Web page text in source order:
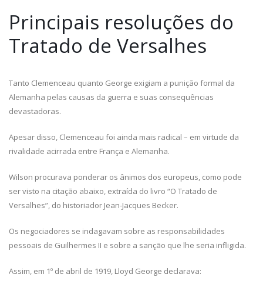
Principais resoluções do
Tratado de Versalhes
Tanto Clemenceau quanto George exigiam a punição formal da
Alemanha pelas causas da guerra e suas consequências
devastadoras.
Apesar disso, Clemenceau foi ainda mais radical – em virtude da
rivalidade acirrada entre França e Alemanha.
Wilson procurava ponderar os ânimos dos europeus, como pode
ser visto na citação abaixo, extraída do livro “O Tratado de
Versalhes”, do historiador Jean-Jacques Becker.
Os negociadores se indagavam sobre as responsabilidades
pessoais de Guilhermes II e sobre a sanção que lhe seria infligida.
Assim, em 1º de abril de 1919, Lloyd George declarava: